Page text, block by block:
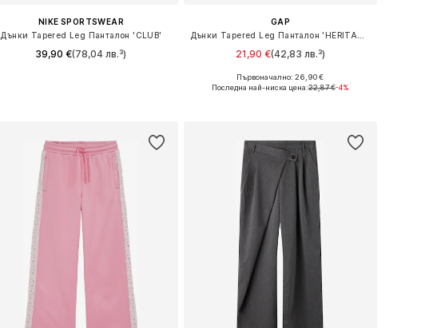
NIKE SPORTSWEAR
Дънки Tapered Leg Панталон 'CLUB'
39,90 €(78,04 лв.³)
GAP
21,90 €(42,83 лв.³)
Предлага се в много размери
Първоначално: 26,90 €
Последна най-ниска цена:22,87 €-4%